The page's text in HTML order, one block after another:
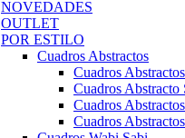
NOVEDADES
OUTLET
POR ESTILO
Cuadros Abstractos
Cuadros
Cuadros Abstracto
Cuadros
Cuadros